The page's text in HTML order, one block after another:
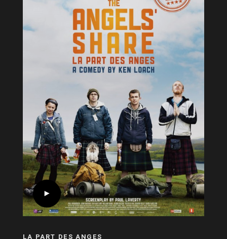
LA PART DES ANGES